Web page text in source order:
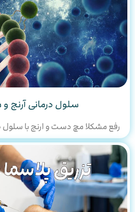
سلول درمانی
رفع مشکلا مچ دست و ارنج با